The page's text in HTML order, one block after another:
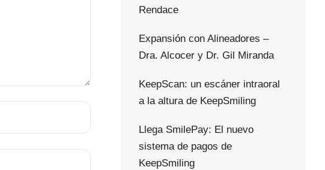
Rendace
Expansión con Alineadores –
Dra. Alcocer y Dr. Gil Miranda
KeepScan: un escáner intraoral
a la altura de KeepSmiling
Llega SmilePay: El nuevo
sistema de pagos de
KeepSmiling